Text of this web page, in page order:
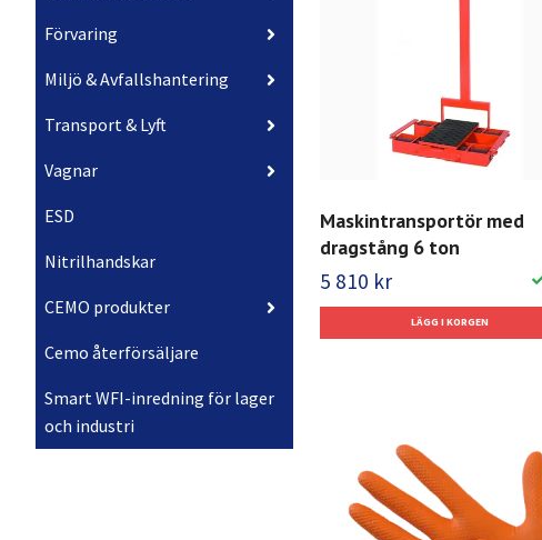
Förvaring
Miljö & Avfallshantering
Transport & Lyft
Vagnar
ESD
Nitrilhandskar
CEMO produkter
Cemo återförsäljare
Smart WFI-inredning för lager
och industri
Maskintransportör med
dragstång 6 ton
5 810 kr